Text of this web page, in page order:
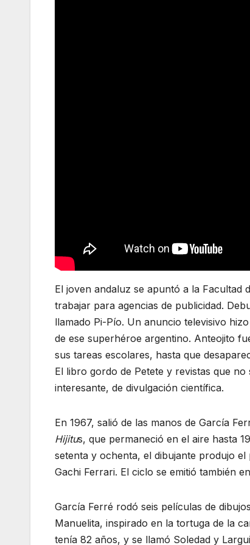
El joven andaluz se apuntó a la Facultad
trabajar para agencias de publicidad.
llamado Pi-Pío. Un anuncio televisivo
de ese superhéroe argentino. Anteojito
sus tareas escolares, hasta que
El libro gordo de Petete y revistas que
interesante, de divulgación científica.
En 1967, salió de las manos de García
Hijitus, que permaneció en el aire hasta
setenta y ochenta, el dibujante produjo
Gachi Ferrari. El ciclo se emitió también
García Ferré rodó seis películas de
Manuelita, inspirado en la tortuga de la
tenía 82 años, y se llamó Soledad y